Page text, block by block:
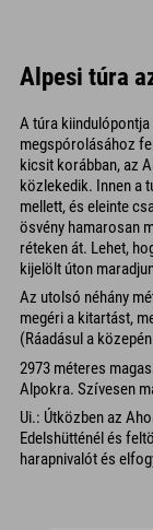
Alpesi túra
A túra kiindulópontja
megspórolásához
kicsit korábban, az
közlekedik. Innen a
mellett, és eleinte
ösvény hamarosan
réteken át. Lehet,
kijelölt úton
Az utolsó néhány
megéri a kitartást,
(Ráadásul a
2973 méteres
Alpokra. Szívesen
Ui.: Útközben az
Edelshütténél és
harapnivalót és